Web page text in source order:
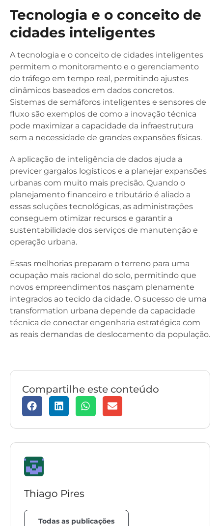
Tecnologia e o conceito de
cidades inteligentes
A tecnologia e o conceito de cidades inteligentes
permitem o monitoramento e o gerenciamento
do tráfego em tempo real, permitindo ajustes
dinâmicos baseados em dados concretos.
Sistemas de semáforos inteligentes e sensores de
fluxo são exemplos de como a inovação técnica
pode maximizar a capacidade da infraestrutura
sem a necessidade de grandes expansões físicas.
A aplicação de inteligência de dados ajuda a
previcer gargalos logísticos e a planejar expansões
urbanas com muito mais precisão. Quando o
planejamento financeiro e tributário é aliado a
essas soluções tecnológicas, as administrações
conseguem otimizar recursos e garantir a
sustentabilidade dos serviços de manutenção e
operação urbana.
Essas melhorias preparam o terreno para uma
ocupação mais racional do solo, permitindo que
novos empreendimentos nasçam plenamente
integrados ao tecido da cidade. O sucesso de uma
transformation urbana depende da capacidade
técnica de conectar engenharia estratégica com
as reais demandas de deslocamento da população.
Compartilhe este conteúdo
Thiago Pires
Todas as publicações